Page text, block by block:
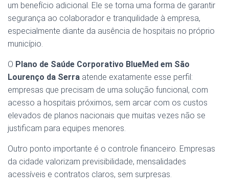
um benefício adicional. Ele se torna uma forma de garantir
segurança ao colaborador e tranquilidade à empresa,
especialmente diante da ausência de hospitais no próprio
município.
O Plano de Saúde Corporativo BlueMed em São
Lourenço da Serra atende exatamente esse perfil:
empresas que precisam de uma solução funcional, com
acesso a hospitais próximos, sem arcar com os custos
elevados de planos nacionais que muitas vezes não se
justificam para equipes menores.
Outro ponto importante é o controle financeiro. Empresas
da cidade valorizam previsibilidade, mensalidades
acessíveis e contratos claros, sem surpresas.